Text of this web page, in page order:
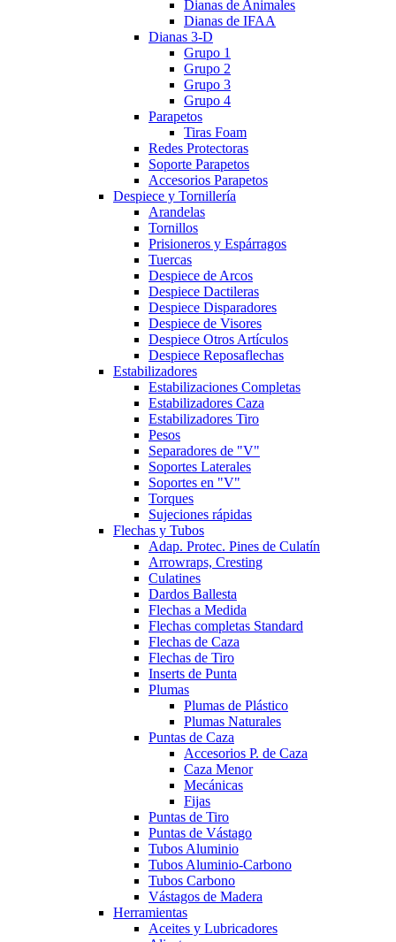
Dianas de Animales
Dianas de IFAA
Dianas 3-D
Grupo 1
Grupo 2
Grupo 3
Grupo 4
Parapetos
Tiras Foam
Redes Protectoras
Soporte Parapetos
Accesorios Parapetos
Despiece y Tornillería
Arandelas
Tornillos
Prisioneros y Espárragos
Tuercas
Despiece de Arcos
Despiece Dactileras
Despiece Disparadores
Despiece de Visores
Despiece Otros Artículos
Despiece Reposaflechas
Estabilizadores
Estabilizaciones Completas
Estabilizadores Caza
Estabilizadores Tiro
Pesos
Separadores de "V"
Soportes Laterales
Soportes en "V"
Torques
Sujeciones rápidas
Flechas y Tubos
Adap. Protec. Pines de Culatín
Arrowraps, Cresting
Culatines
Dardos Ballesta
Flechas a Medida
Flechas completas Standard
Flechas de Caza
Flechas de Tiro
Inserts de Punta
Plumas
Plumas de Plástico
Plumas Naturales
Puntas de Caza
Accesorios P. de Caza
Caza Menor
Mecánicas
Fijas
Puntas de Tiro
Puntas de Vástago
Tubos Aluminio
Tubos Aluminio-Carbono
Tubos Carbono
Vástagos de Madera
Herramientas
Aceites y Lubricadores